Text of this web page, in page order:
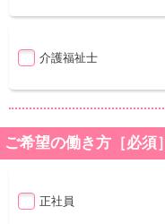
介護福祉士
ご希望の働き方［必須］
正社員